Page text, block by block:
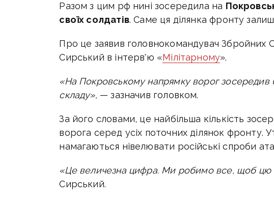
Разом з цим рф нині зосередила на
своїх солдатів. Саме ця ділянка фронту
Про це заявив головнокомандувач Збройних
Сирський в інтерв'ю «Мілітарному».
«На Покровському напрямку ворог зосередив
складу», — зазначив головком.
За його словами, це найбільша кількість
ворога серед усіх поточних ділянок фронту.
намагаються нівелювати російські спроби
«Це величезна цифра. Ми робимо все, щоб цю
Сирський.